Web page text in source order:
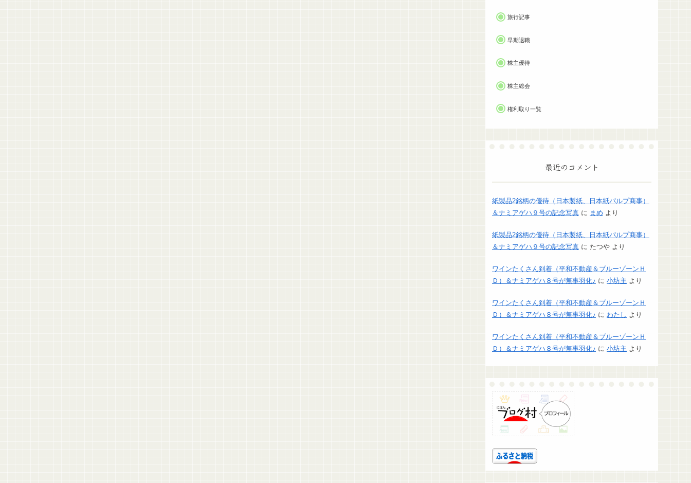
旅行記事
早期退職
株主優待
株主総会
権利取り一覧
最近のコメント
紙製品2銘柄の優待（日本製紙、日本紙パルプ商事）
＆ナミアゲハ９号の記念写真 に まめ より
紙製品2銘柄の優待（日本製紙、日本紙パルプ商事）
＆ナミアゲハ９号の記念写真 に たつや より
ワインたくさん到着（平和不動産＆ブルーゾーンＨ
Ｄ）＆ナミアゲハ８号が無事羽化♪ に 小坊主 より
ワインたくさん到着（平和不動産＆ブルーゾーンＨ
Ｄ）＆ナミアゲハ８号が無事羽化♪ に わたし より
ワインたくさん到着（平和不動産＆ブルーゾーンＨ
Ｄ）＆ナミアゲハ８号が無事羽化♪ に 小坊主 より